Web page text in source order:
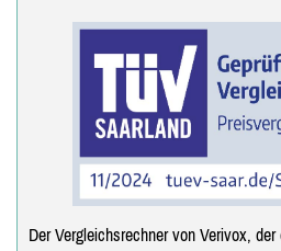
Der Vergleichsrechner von Verivox,